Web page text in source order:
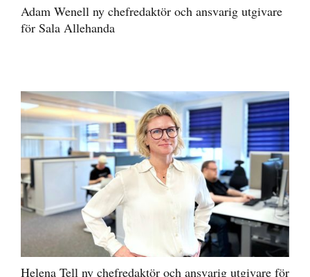
Adam Wenell ny chefredaktör och ansvarig utgivare
för Sala Allehanda
Helena Tell ny chefredaktör och ansvarig utgivare för